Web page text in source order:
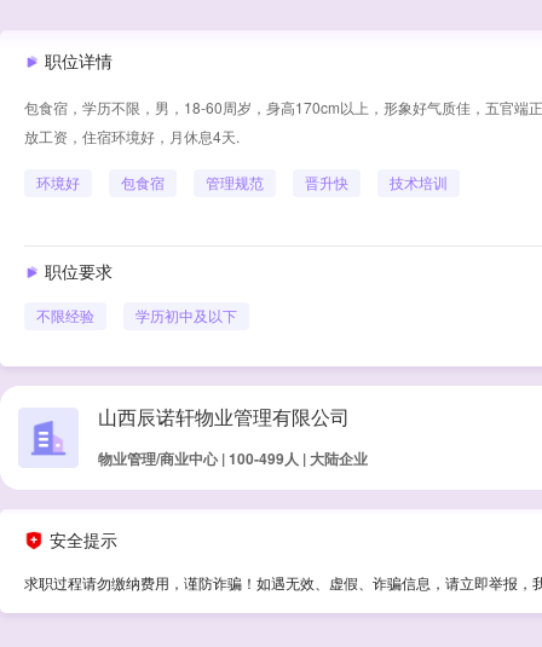
职位详情
包食宿，学历不限，男，18-60周岁，身高170cm以上，形象好气质佳，五官
放工资，住宿环境好，月休息4天.
环境好 包食宿 管理规范 晋升快 技术培训
职位要求
不限经验 学历初中及以下
山西辰诺轩物业管理有限公司
物业管理/商业中心 | 100-499人 | 大陆企业
安全提示
求职过程请勿缴纳费用，谨防诈骗！如遇无效、虚假、诈骗信息，请立即举报，